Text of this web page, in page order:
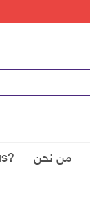
من نحن ?Qui sommes-nous